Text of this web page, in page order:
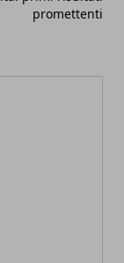
promettenti